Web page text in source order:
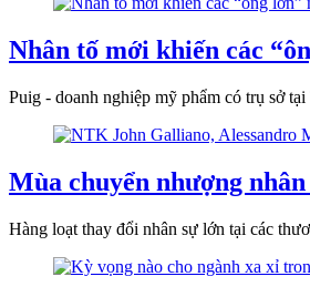
Nhân tố mới khiến các
Puig - doanh nghiệp mỹ phẩm có trụ sở
Mùa chuyển nhượng
Hàng loạt thay đổi nhân sự lớn tại các